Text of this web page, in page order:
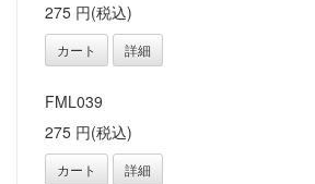
275 円(税込)
カート 詳細
FML039
275 円(税込)
カート 詳細